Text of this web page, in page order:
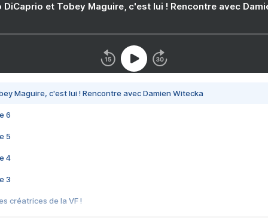
DiCaprio et Tobey Maguire, c'est lui ! Rencontre avec
Maguire, c'est lui ! Rencontre avec Damien Witecka
6
5
4
3
créatrices de la VF !